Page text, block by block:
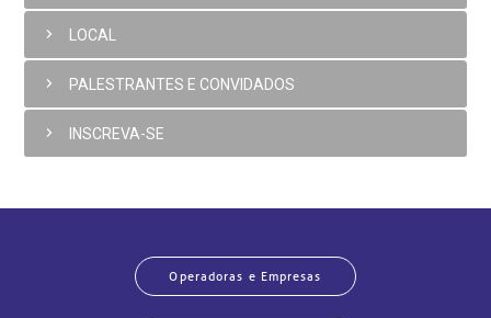
LOCAL
PALESTRANTES E CONVIDADOS
INSCREVA-SE
Operadoras e Empresas